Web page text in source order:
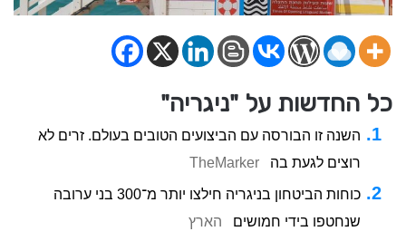
כל החדשות על "ניגריה"
השנה זו הבורסה עם הביצועים הטובים בעולם. זרים לא
רוצים לגעת בה
TheMarker
כוחות הביטחון בניגריה חילצו יותר מ־300 בני ערובה
שנחטפו בידי חמושים
הארץ